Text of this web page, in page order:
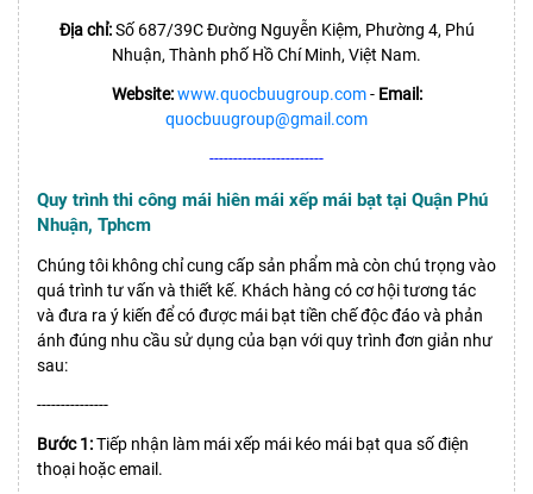
Địa chỉ:Số 687/39C Đường Nguyễn Kiệm, Phường 4, Phú
Nhuận, Thành phố Hồ Chí Minh, Việt Nam.
Website: www.quocbuugroup.com- Email:
quocbuugroup@gmail.com
------------------------
Quy trình thi công mái hiên mái xếp mái bạt tại Quận Phú
Nhuận, Tphcm
Chúng tôi không chỉ cung cấp sản phẩm mà còn chú trọng vào
quá trình tư vấn và thiết kế. Khách hàng có cơ hội tương tác
và đưa ra ý kiến để có được mái bạt tiền chế độc đáo và phản
ánh đúng nhu cầu sử dụng của bạn với quy trình đơn giản như
sau:
---------------
Bước 1:Tiếp nhận làm mái xếp mái kéo mái bạt qua số điện
thoại hoặc email.